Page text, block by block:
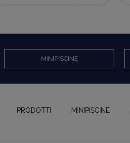
MINIPISCINE
PRODOTTI MINIPISCINE